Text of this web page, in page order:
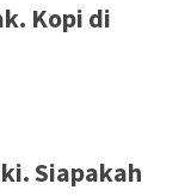
Kopi di
Siapakah